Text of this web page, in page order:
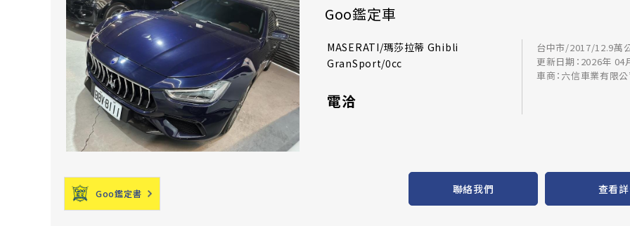
Goo鑑定車
MASERATI/瑪莎拉蒂 Ghibli
GranSport/0cc
電洽
台中市/2017/12.9萬
更新日期：2026年 04
車商：六信車業有限
Goo鑑定書 聯絡我們 查看